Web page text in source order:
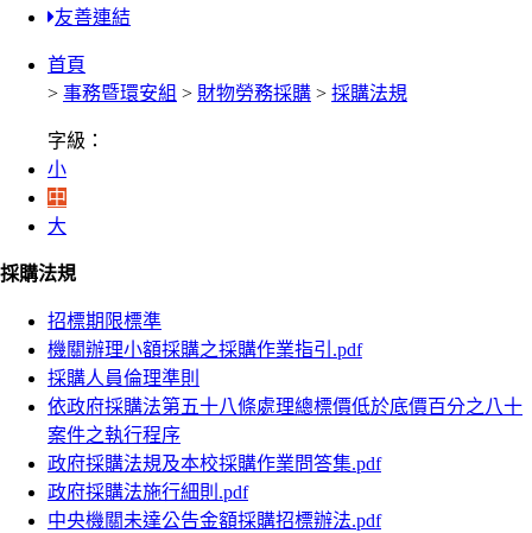
友善連結
首頁
> 事務暨環安組 > 財物勞務採購 > 採購法規
字級：
小
中
大
採購法規
招標期限標準
機關辦理小額採購之採購作業指引.pdf
採購人員倫理準則
依政府採購法第五十八條處理總標價低於底價百分之八十
案件之執行程序
政府採購法規及本校採購作業問答集.pdf
政府採購法施行細則.pdf
中央機關未達公告金額採購招標辦法.pdf